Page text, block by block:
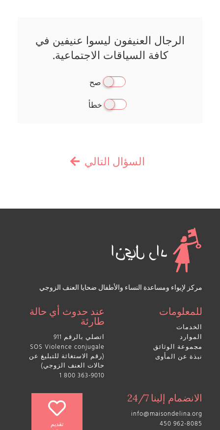
الرجال العنيفون ليسوا عنيفين في
كافة السياقات الاجتماعية.
صح
خطأ
السؤال التالي
مركز لإيواء ومساعدة النساء والأطفال ضحايا العنف الزوجي
للمعلومات
الخدمات
الموارد
مجموعة الوثائق
نبذة عن المأوى
عند حدوث أي حالة
طارئة
اتصلي بالرقم 911
SOS Violence conjugale
(رقم الاستغاثة للتبليغ عن
حالات العنف الزوجي)
1 800 363-9010
الانضمام إلينا 24/7
info@maisondelina.org
450 962-8085
تقديم